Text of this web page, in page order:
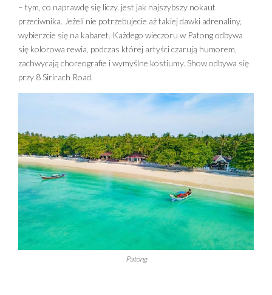
– tym, co naprawdę się liczy, jest jak najszybszy nokaut
przeciwnika. Jeżeli nie potrzebujecie aż takiej dawki adrenaliny,
wybierzcie się na kabaret. Każdego wieczoru w Patong odbywa
się kolorowa rewia, podczas której artyści czarują humorem,
zachwycają choreografie i wymyślne kostiumy. Show odbywa się
przy 8 Sirirach Road.
Patong